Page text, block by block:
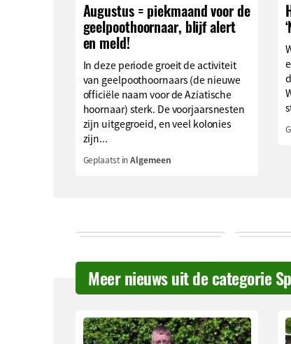
Augustus = piekmaand voor de
geelpoothoornaar, blijf alert
en meld!
In deze periode groeit de activiteit
van geelpoothoornaars (de nieuwe
officiële naam voor de Aziatische
hoornaar) sterk. De voorjaarsnesten
zijn uitgegroeid, en veel kolonies
zijn...
Geplaatst inAlgemeen
Meer nieuws uit de categorie